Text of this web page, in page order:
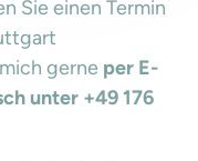
Sie einen Termin
gerne per E-
unter +49 176